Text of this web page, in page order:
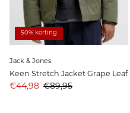
50% korting
Jack & Jones
Keen Stretch Jacket Grape Leaf
Aanbiedingsprijs
€44,98 Prijs
€89,95